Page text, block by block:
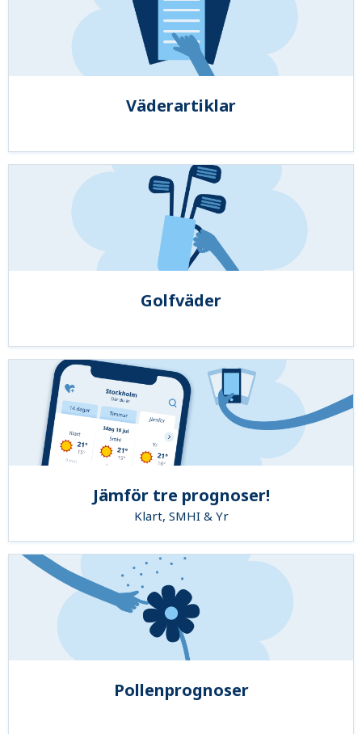
Väderartiklar
Golfväder
Jämför tre prognoser!
Klart, SMHI & Yr
Pollenprognoser